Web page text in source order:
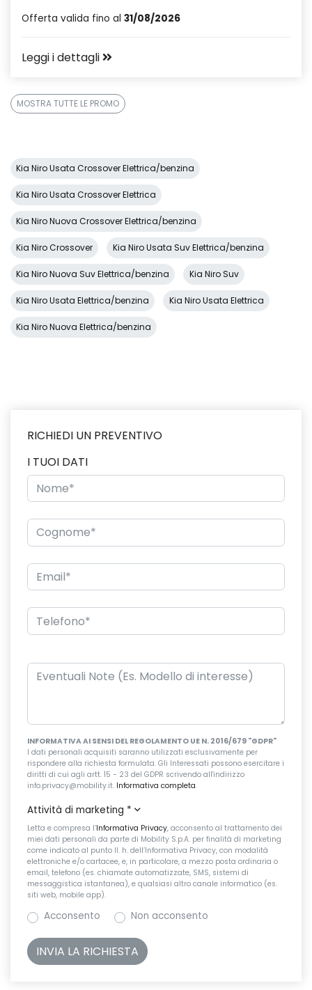
Offerta valida fino al 31/08/2026
Leggi i dettagli
MOSTRA TUTTE LE PROMO
Kia Niro Usata Crossover Elettrica/benzina
Kia Niro Usata Crossover Elettrica
Kia Niro Nuova Crossover Elettrica/benzina
Kia Niro Crossover Kia Niro Usata Suv Elettrica/benzina
Kia Niro Nuova Suv Elettrica/benzina Kia Niro Suv
Kia Niro Usata Elettrica/benzina Kia Niro Usata Elettrica
Kia Niro Nuova Elettrica/benzina
RICHIEDI UN PREVENTIVO
I TUOI DATI
INFORMATIVA AI SENSI DEL REGOLAMENTO UE N. 2016/679 "GDPR"
I dati personali acquisiti saranno utilizzati esclusivamente per
rispondere alla richiesta formulata. Gli Interessati possono esercitare i
diritti di cui agli artt. 15 - 23 del GDPR scrivendo all'indirizzo
info.privacy@mobility.it. Informativa completa.
Attività di marketing *
Letta e compresa l’Informativa Privacy, acconsento al trattamento dei
miei dati personali da parte di Mobility S.p.A. per finalità di marketing
come indicato al punto II. h. dell’Informativa Privacy, con modalità
elettroniche e/o cartacee, e, in particolare, a mezzo posta ordinaria o
email, telefono (es. chiamate automatizzate, SMS, sistemi di
messaggistica istantanea), e qualsiasi altro canale informatico (es.
siti web, mobile app).
Acconsento Non acconsento